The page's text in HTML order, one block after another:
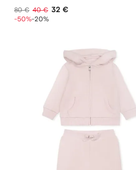
80 € 40 € 32 €
-50%-20%